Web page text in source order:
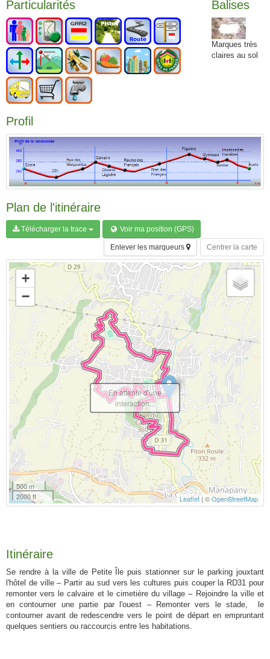
Particularités Balises
Marques très
claires au sol
Profil
Plan de l'itinéraire
Télécharger la trace Voir ma position (GPS)
Centrer la carte
Enlever les marqueurs
+
−
500 m
2000 ft
Leaflet| ©OpenStreetMap
En attente d'une
interaction...
Itinéraire
Se rendre à la ville de Petite Île puis stationner sur le parking jouxtant
l'hôtel de ville – Partir au sud vers les cultures puis couper la RD31 pour
remonter vers le calvaire et le cimetière du village – Rejoindre la ville et
en contourner une partie par l'ouest – Remonter vers le stade, le
contourner avant de redescendre vers le point de départ en empruntant
quelques sentiers ou raccourcis entre les habitations.